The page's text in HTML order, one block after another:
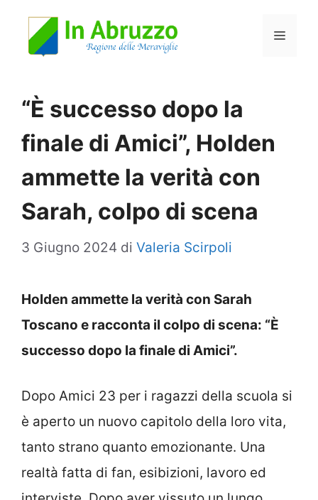
Menu
“È successo dopo la
finale di Amici”, Holden
ammette la verità con
Sarah, colpo di scena
3 Giugno 2024 di Valeria Scirpoli
Holden ammette la verità con Sarah
Toscano e racconta il colpo di scena: “È
successo dopo la finale di Amici”.
Dopo Amici 23 per i ragazzi della scuola si
è aperto un nuovo capitolo della loro vita,
tanto strano quanto emozionante. Una
realtà fatta di fan, esibizioni, lavoro ed